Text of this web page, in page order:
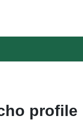
profile